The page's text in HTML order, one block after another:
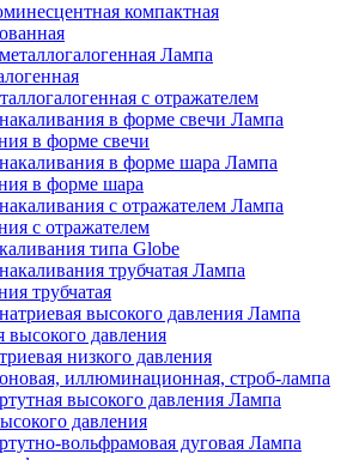
компактная
Лампа
с отражателем
Лампа
в форме свечи
Лампа
в форме шара
Лампа
с отражателем
типа Globe
Лампа
трубчатая
Лампа
высокого давления
низкого давления
иллюминационная, строб-лампа
Лампа
давления
Лампа